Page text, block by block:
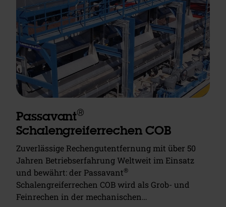
Passavant®
Schalengreiferrechen COB
Zuverlässige Rechengutentfernung mit über 50
Jahren Betriebserfahrung Weltweit im Einsatz
und bewährt: der Passavant®
Schalengreiferrechen COB wird als Grob- und
Feinrechen in der mechanischen…